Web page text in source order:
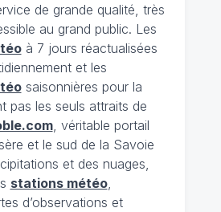
de grande qualité, très
au grand public. Les
à 7 jours réactualisées
et les
saisonnières pour la
pas les seuls attraits de
, véritable portail
et le sud de la Savoie
et des nuages,
stations météo,
d’observations et